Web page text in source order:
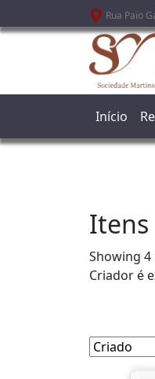
Passar para o conteúdo
Rua Paio
Início
Itens
Showing
Criador é